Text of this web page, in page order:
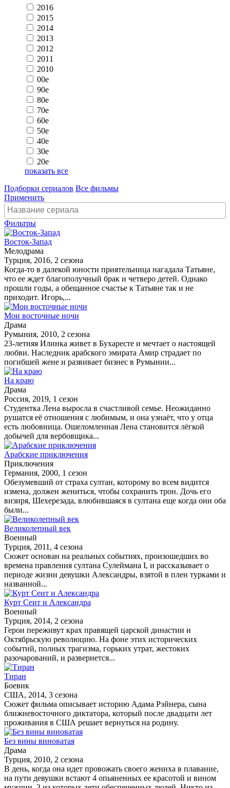
2016
2015
2014
2013
2012
2011
2010
00e
90e
80e
70e
60e
50e
40e
30e
20e
показать все
Подборки сериалов Все фильмы
Применить
Фильтры
Восток-Запад
Мелодрама
Турция, 2016, 2 сезона
Когда-то в далекой юности приятельница нагадала Татьяне,
что ее ждет благополучный брак и четверо детей. Однако
прошли годы, а обещанное счастье к Татьяне так и не
приходит. Игорь,...
Мои восточные ночи
Драма
Румыния, 2010, 2 сезона
23-летняя Илинка живет в Бухаресте и мечтает о настоящей
любви. Наследник арабского эмирата Амир страдает по
погибшей жене и развивает бизнес в Румынии...
На краю
Драма
Россия, 2019, 1 сезон
Студентка Лена выросла в счастливой семье. Неожиданно
рушатся её отношения с любимым, и она узнаёт, что у отца
есть любовница. Ошеломленная Лена становится лёгкой
добычей для вербовщика...
Арабские приключения
Приключения
Германия, 2000, 1 сезон
Обезумевший от страха султан, которому во всем видится
измена, должен жениться, чтобы сохранить трон. Дочь его
визиря, Шехерезада, влюбившаяся в султана еще когда они оба
были...
Великолепный век
Военный
Турция, 2011, 4 сезона
Сюжет основан на реальных событиях, произошедших во
времена правления султана Сулеймана I, и рассказывает о
периоде жизни девушки Александры, взятой в плен турками и
названной...
Курт Сеит и Александра
Военный
Турция, 2014, 2 сезона
Герои переживут крах правящей царской династии и
Октябрьскую революцию. На фоне этих исторических
событий, полных трагизма, горьких утрат, жестоких
разочарований, и развернется...
Тиран
Боевик
США, 2014, 3 сезона
Сюжет фильма описывает историю Адама Рэйнера, сына
ближневосточного диктатора, который после двадцати лет
проживания в США решает вернуться на родину.
Без вины виноватая
Драма
Турция, 2010, 2 сезона
В день, когда она идет провожать своего жениха в плавание,
на пути девушки встают 4 опьяненных ее красотой и вином